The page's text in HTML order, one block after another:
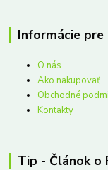
Informácie pre
O nás
Ako nakupovať
Obchodné
Kontakty
Tip - Článok o